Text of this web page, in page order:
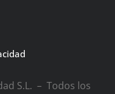
S.L. – Todos los